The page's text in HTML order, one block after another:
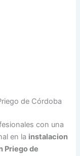
de Córdoba
con una
en la instalacion
Priego de